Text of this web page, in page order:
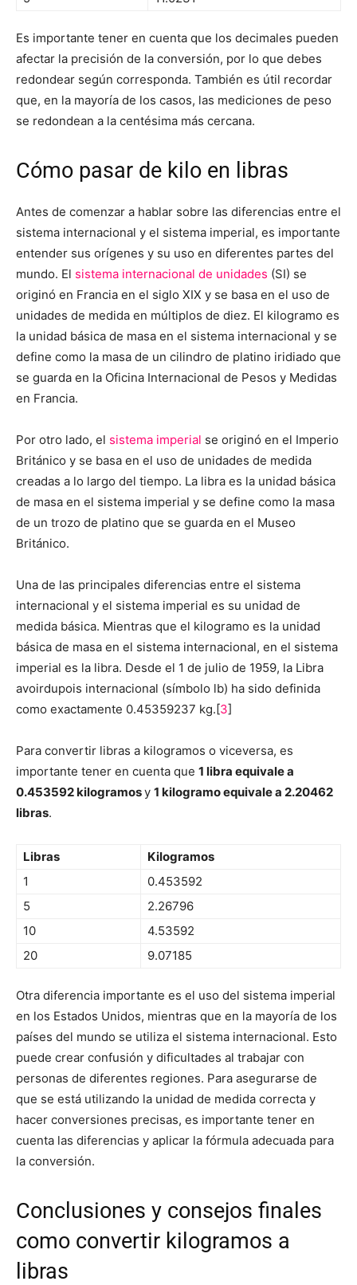
Es importante tener en cuenta que los decimales pueden
afectar la precisión de la conversión, por lo que debes
redondear según corresponda. También es útil recordar
que, en la mayoría de los casos, las mediciones de peso
se redondean a la centésima más cercana.
Cómo pasar de kilo en libras
Antes de comenzar a hablar sobre las diferencias entre el
sistema internacional y el sistema imperial, es importante
entender sus orígenes y su uso en diferentes partes del
mundo. El sistema internacional de unidades (SI) se
originó en Francia en el siglo XIX y se basa en el uso de
unidades de medida en múltiplos de diez. El kilogramo es
la unidad básica de masa en el sistema internacional y se
define como la masa de un cilindro de platino iridiado que
se guarda en la Oficina Internacional de Pesos y Medidas
en Francia.
Por otro lado, el sistema imperial se originó en el Imperio
Británico y se basa en el uso de unidades de medida
creadas a lo largo del tiempo. La libra es la unidad básica
de masa en el sistema imperial y se define como la masa
de un trozo de platino que se guarda en el Museo
Británico.
Una de las principales diferencias entre el sistema
internacional y el sistema imperial es su unidad de
medida básica. Mientras que el kilogramo es la unidad
básica de masa en el sistema internacional, en el sistema
imperial es la libra. Desde el 1 de julio de 1959, la Libra
avoirdupois internacional (símbolo lb) ha sido definida
como exactamente 0.45359237 kg.[3]
Para convertir libras a kilogramos o viceversa, es
importante tener en cuenta que 1 libra equivale a
0.453592 kilogramosy 1 kilogramo equivale a 2.20462
libras.
Libras
Kilogramos
1
0.453592
5
2.26796
10
4.53592
20
9.07185
Otra diferencia importante es el uso del sistema imperial
en los Estados Unidos, mientras que en la mayoría de los
países del mundo se utiliza el sistema internacional. Esto
puede crear confusión y dificultades al trabajar con
personas de diferentes regiones. Para asegurarse de
que se está utilizando la unidad de medida correcta y
hacer conversiones precisas, es importante tener en
cuenta las diferencias y aplicar la fórmula adecuada para
la conversión.
Conclusiones y consejos finales
como convertir kilogramos a
libras